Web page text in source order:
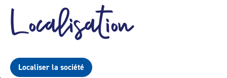
Localisation
Localiser la société